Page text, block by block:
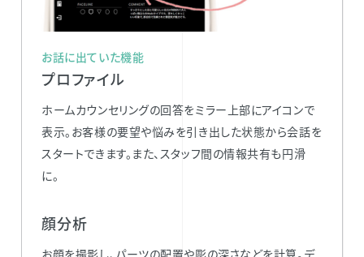
お話に出ていた機能
プロファイル
ホームカウンセリングの回答をミラー上部にアイコンで
表示。お客様の要望や悩みを引き出した状態から会話を
スタートできます。また、スタッフ間の情報共有も円滑
に。
顔分析
お顔を撮影し、パーツの配置や彫の深さなどを計算。デ